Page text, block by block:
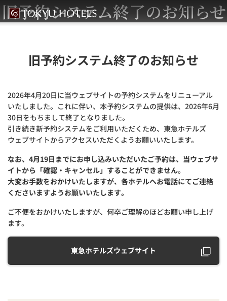
旧予約システム終了のお知らせ
旧予約システム終了のお知らせ
2026年4月20日に当ウェブサイトの予約システムをリニューアル
いたしました。これに伴い、本予約システムの提供は、2026年6月
30日をもちまして終了となりました。
引き続き新予約システムをご利用いただくため、東急ホテルズ
ウェブサイトからアクセスいただくようお願いいたします。
なお、4月19日までにお申し込みいただいたご予約は、当ウェブサ
イトから「確認・キャンセル」することができません。
大変お手数をおかけいたしますが、各ホテルへお電話にてご連絡
くださいますようお願いいたします。
ご不便をおかけいたしますが、何卒ご理解のほどお願い申し上げ
ます。
東急ホテルズウェブサイト